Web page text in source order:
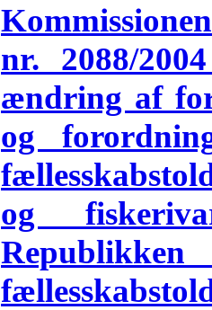
nr. 2088/
ændring af
og
og